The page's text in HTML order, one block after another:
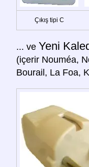
Çıkış tipi C
... ve Yeni
(içerir Nouméa,
Bourail, La Foa,